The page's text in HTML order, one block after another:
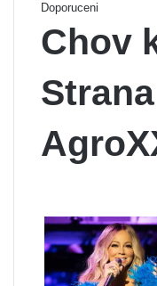
Doporuceni
Chov